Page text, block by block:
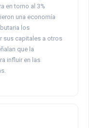
en torno al 3%
una economía
los
sus capitales a otros
que la
influir en las